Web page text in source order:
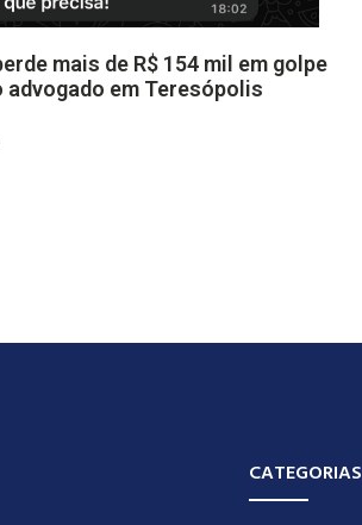
mais de R$ 154 mil em golpe
advogado em Teresópolis
CATEGORIAS